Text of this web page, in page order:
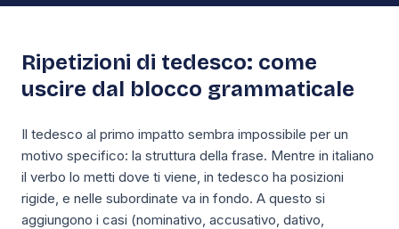
Ripetizioni di tedesco: come
uscire dal blocco grammaticale
Il tedesco al primo impatto sembra impossibile per un
motivo specifico: la struttura della frase. Mentre in italiano
il verbo lo metti dove ti viene, in tedesco ha posizioni
rigide, e nelle subordinate va in fondo. A questo si
aggiungono i casi (nominativo, accusativo, dativo,